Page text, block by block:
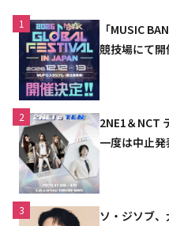
1
「MUSIC
競技場にて
2
2NE1＆NCT
一度は中止
3
ソ・ジソブ